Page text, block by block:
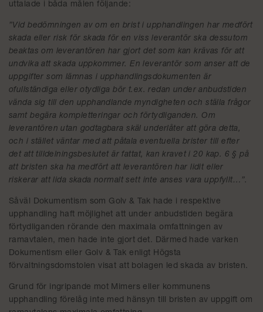
uttalade i båda målen följande:
”Vid bedömningen av om en brist i upphandlingen har medfört
skada eller risk för skada för en viss leverantör ska dessutom
beaktas om leverantören har gjort det som kan krävas för att
undvika att skada uppkommer. En leverantör som anser att de
uppgifter som lämnas i upphandlingsdokumenten är
ofullständiga eller otydliga bör t.ex. redan under anbudstiden
vända sig till den upphandlande myndigheten och ställa frågor
samt begära kompletteringar och förtydliganden. Om
leverantören utan godtagbara skäl underlåter att göra detta,
och i stället väntar med att påtala eventuella brister till efter
det att tilldelningsbeslutet är fattat, kan kravet i 20 kap. 6 § på
att bristen ska ha medfört att leverantören har lidit eller
riskerar att lida skada normalt sett inte anses vara uppfyllt…”.
Såväl Dokumentism som Golv & Tak hade i respektive
upphandling haft möjlighet att under anbudstiden begära
förtydliganden rörande den maximala omfattningen av
ramavtalen, men hade inte gjort det. Därmed hade varken
Dokumentism eller Golv & Tak enligt Högsta
förvaltningsdomstolen visat att bolagen led skada av bristen.
Grund för ingripande mot Mimers eller kommunens
upphandling förelåg inte med hänsyn till bristen av uppgift om